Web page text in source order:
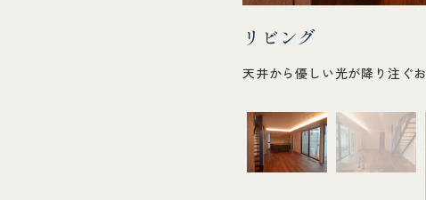
リビング
天井から優しい光が降り注ぐ